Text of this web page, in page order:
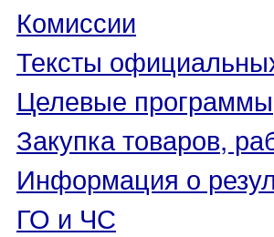
Комиссии
Тексты
Целевые программы
Закупка товаров,
Информация о
ГО и ЧС